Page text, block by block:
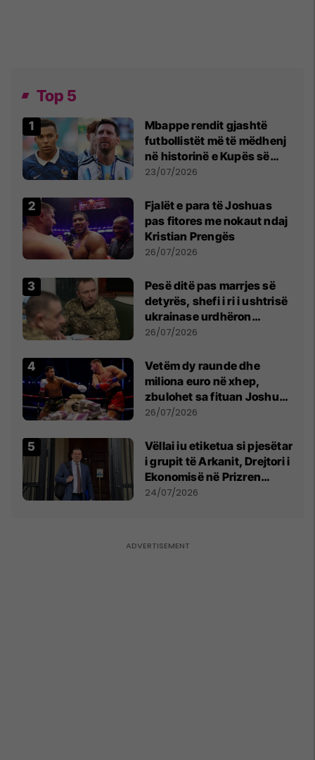
Top 5
Mbappe rendit gjashtë
futbollistët më të mëdhenj
në historinë e Kupës së
Botës, Messi mbetet i dyti
23/07/2026
Fjalët e para të Joshuas
pas fitores me nokaut ndaj
Kristian Prengës
26/07/2026
Pesë ditë pas marrjes së
detyrës, shefi i ri i ushtrisë
ukrainase urdhëron
kontroll të madh
26/07/2026
Vetëm dy raunde dhe
miliona euro në xhep,
zbulohet sa fituan Joshua
e Prenga
26/07/2026
Vëllai iu etiketua si pjesëtar
i grupit të Arkanit, Drejtori i
Ekonomisë në Prizren
mohon pretendimet
24/07/2026